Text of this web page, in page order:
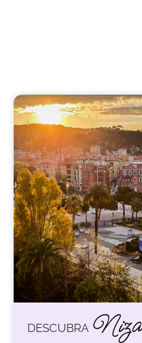
DESCUBRA Niza